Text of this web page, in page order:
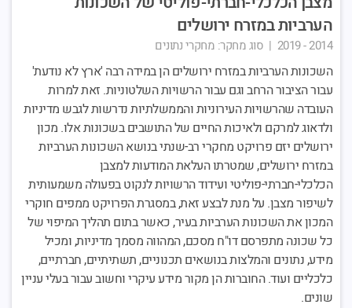
הערביות במזרח ירושלים
2014 - 2019
| סוג מחקר: מחקרי נתונים
השכונות הערביות במזרח ירושלים הן במידה רבה 'ארץ לא נודעת'
עבור הציבור הרחב וגם עבור הרשויות השלטוניות. זאת למרות
העובדה שהרשויות העירוניות והממשלתיות נדרשות לגבש מדיניות
ולדאוג למרקם ולאיכות החיים של התושבים בשכונות אלו. מכון
ירושלים יזם פרויקט מחקרי רב-שנתי בנושא השכונות הערביות
במזרח ירושלים, שמטרתו העלאת המודעות למצבן
הכלכלי-חברתי-פוליטי ועידוד הרשויות לנקוט בפעולה משמעותית
לשיפור מצבן. על מנת לבצע זאת, במסגרת הפרויקט ממפים חוקרי
המכון את השכונות הערביות בעיר, כאשר בתום תהליך המיפוי של
כל שכונה מתפרסם דו"ח מסכם, המהווה מסמך מדיניות, ומכיל
מידע, נתונים והמלצות בנושאים תכנוניים, תשתיתיים, חברתיים,
כלכליים ועוד. החוברות הן מקור מידע עיקרי וחשוב עבור בעלי עניין
שונים.